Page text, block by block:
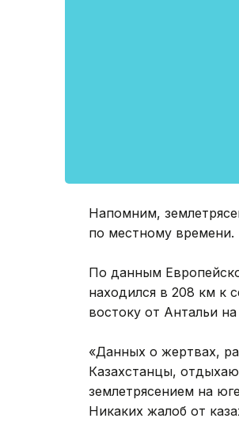
Напомним,
по местному времени.
По данным
находился в 208 км к
востоку от Антальи
«Данных о жертвах,
Казахстанцы,
землетрясением на
Никаких жалоб от